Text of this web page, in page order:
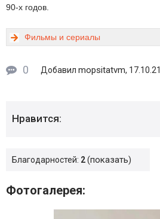
90-х годов.
Фильмы и сериалы
0 Добавил mopsitatvm, 17.10.21
Нравится:
Благодарностей: 2 показать
Фотогалерея: